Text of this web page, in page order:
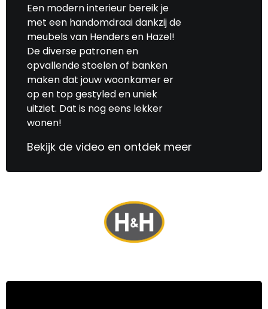
Een modern interieur bereik je
met een handomdraai dankzij de
meubels van Henders en Hazel!
De diverse patronen en
opvallende stoelen of banken
maken dat jouw woonkamer er
op en top gestyled en uniek
uitziet. Dat is nog eens lekker
wonen!
Bekijk de video en ontdek meer